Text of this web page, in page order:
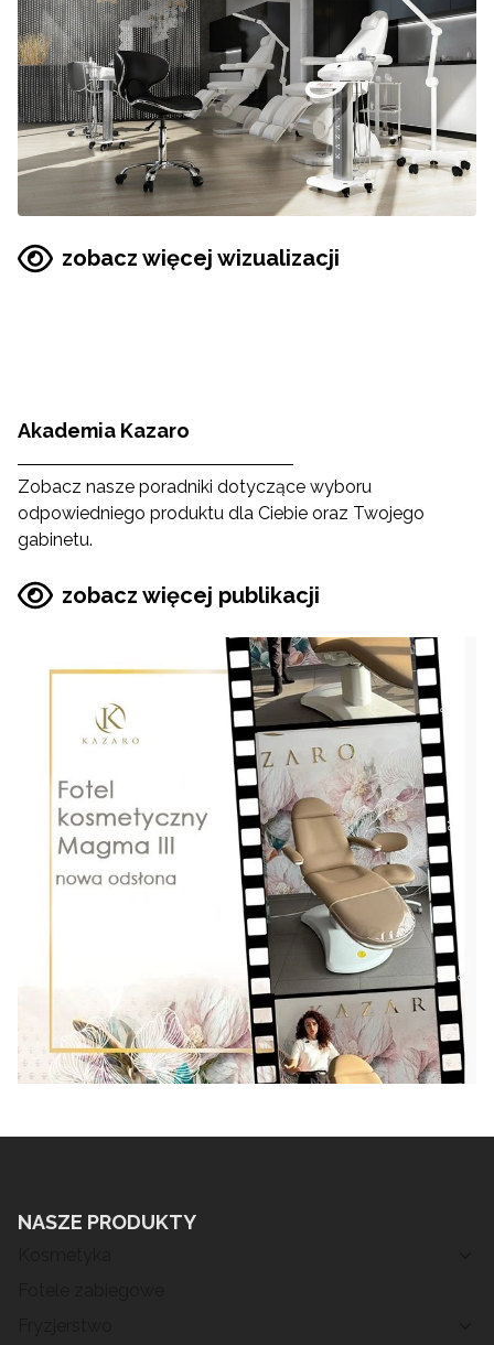
zobacz więcej wizualizacji
Akademia Kazaro
Zobacz nasze poradniki dotyczące wyboru
odpowiedniego produktu dla Ciebie oraz Twojego
gabinetu.
zobacz więcej publikacji
NASZE PRODUKTY